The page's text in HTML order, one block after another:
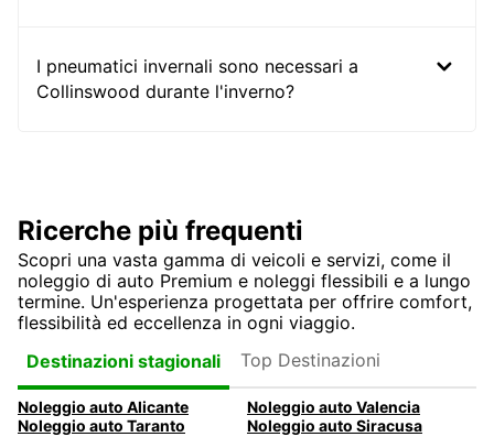
I pneumatici invernali sono necessari a
Collinswood durante l'inverno?
Ricerche più frequenti
Scopri una vasta gamma di veicoli e servizi, come il
noleggio di auto Premium e noleggi flessibili e a lungo
termine. Un'esperienza progettata per offrire comfort,
flessibilità ed eccellenza in ogni viaggio.
Destinazioni stagionali
Top Destinazioni
Noleggio auto Alicante
Noleggio auto Valencia
Noleggio auto Taranto
Noleggio auto Siracusa